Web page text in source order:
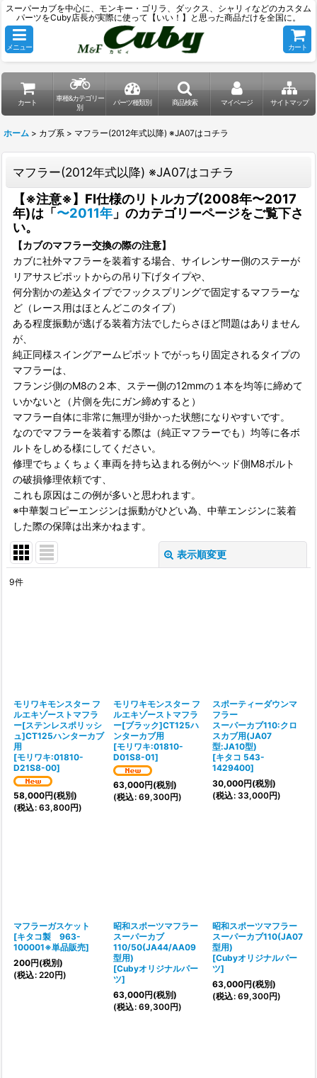
スーパーカブを中心に、モンキー・ゴリラ、ダックス、シャリィなどのカスタム
パーツをCuby店長が実際に使って【いい！】と思った商品だけを全国に。
メニュー カート
カート
車種&カテゴリー
別
パーツ種類別 商品検索 マイページ サイトマップ
ホーム > カブ系 > マフラー(2012年式以降) ※JA07はコチラ
マフラー(2012年式以降) ※JA07はコチラ
【※注意※】FI仕様のリトルカブ(2008年〜2017
年)は「〜2011年 」のカテゴリーページをご覧下さ
い。
【カブのマフラー交換の際の注意】
カブに社外マフラーを装着する場合、サイレンサー側のステーが
リアサスピポットからの吊り下げタイプや、
何分割かの差込タイプでフックスプリングで固定するマフラーな
ど（レース用はほとんどこのタイプ）
ある程度振動が逃げる装着方法でしたらさほど問題はありません
が、
純正同様スイングアームピポットでがっちり固定されるタイプの
マフラーは、
フランジ側のM8の２本、ステー側の12mmの１本を均等に締めて
いかないと（片側を先にガン締めすると）
マフラー自体に非常に無理が掛かった状態になりやすいです。
なのでマフラーを装着する際は（純正マフラーでも）均等に各ボ
ルトをしめる様にしてください。
修理でちょくちょく車両を持ち込まれる例がヘッド側M8ボルト
の破損修理依頼です、
これも原因はこの例が多いと思われます。
※中華製コピーエンジンは振動がひどい為、中華エンジンに装着
した際の保障は出来かねます。
表示順変更
9件
モリワキモンスター フ
ルエキゾーストマフラ
ー[ステンレスポリッシ
ュ]CT125ハンターカブ
用
[モリワキ:01810-
D21S8-00]
58,000円(税別)
(税込: 63,800円)
モリワキモンスター フ
ルエキゾーストマフラ
ー[ブラック]CT125ハ
ンターカブ用
[モリワキ:01810-
D01S8-01]
63,000円(税別)
(税込: 69,300円)
スポーティーダウンマ
フラー
スーパーカブ110:クロ
スカブ用(JA07
型:JA10型)
[キタコ 543-
1429400]
30,000円(税別)
(税込: 33,000円)
マフラーガスケット
[キタコ製 963-
100001※単品販売]
200円(税別)
(税込: 220円)
昭和スポーツマフラー
スーパーカブ
110/50(JA44/AA09
型用)
[Cubyオリジナルパー
ツ]
63,000円(税別)
(税込: 69,300円)
昭和スポーツマフラー
スーパーカブ110(JA07
型用)
[Cubyオリジナルパー
ツ]
63,000円(税別)
(税込: 69,300円)